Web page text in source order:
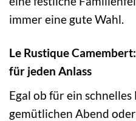
immer eine gute Wahl.
Le Rustique
für jeden Anlass
Egal ob für ein
gemütlichen Abend